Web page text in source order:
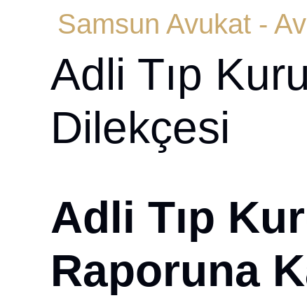
Samsun Avukat -
Adli Tıp
Dilekçesi
Adli Tıp
Raporuna